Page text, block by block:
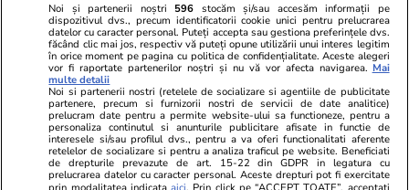
motocicletă militară din cel de-al Doilea
Război Mondial
Știri Externe 08 aug.
Spania i-a dat replica Giorgiei Meloni și a
început să controleze pasagerii care vin din
Italia pe aeroporturile din Barcelona și Madrid
Noi și partenerii noștri 596 stocăm și/sau accesăm informații pe
dispozitivul dvs., precum identificatorii cookie unici pentru prelucrarea
datelor cu caracter personal. Puteți accepta sau gestiona preferințele dvs.
făcând clic mai jos, respectiv vă puteți opune utilizării unui interes legitim
în orice moment pe pagina cu politica de confidențialitate. Aceste alegeri
vor fi raportate partenerilor noștri și nu vă vor afecta navigarea. Mai
multe detalii
Noi si partenerii nostri (retelele de socializare si agentiile de publicitate
partenere, precum si furnizorii nostri de servicii de date analitice)
prelucram date pentru a permite website-ului sa functioneze, pentru a
personaliza continutul si anunturile publicitare afisate in functie de
interesele si/sau profilul dvs., pentru a va oferi functionalitati aferente
retelelor de socializare si pentru a analiza traficul pe website. Beneficiati
de drepturile prevazute de art. 15-22 din GDPR in legatura cu
prelucrarea datelor cu caracter personal. Aceste drepturi pot fi exercitate